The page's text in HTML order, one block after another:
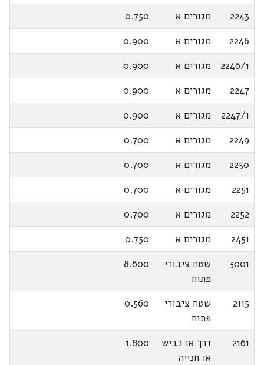
2243 מגורים א
0.750
2246
מגורים א
0.900
2246/1
מגורים א
0.900
2247
מגורים א
0.900
2247/1
מגורים א
0.900
2249
מגורים א
0.700
2250
מגורים א
0.700
2251
מגורים א
0.700
2252
מגורים א
0.700
2451
מגורים א
0.750
3001
שטח ציבורי
פתוח
8.600
2115
שטח ציבורי
פתוח
0.560
2161
דרך או כביש
או חנייה
1.800